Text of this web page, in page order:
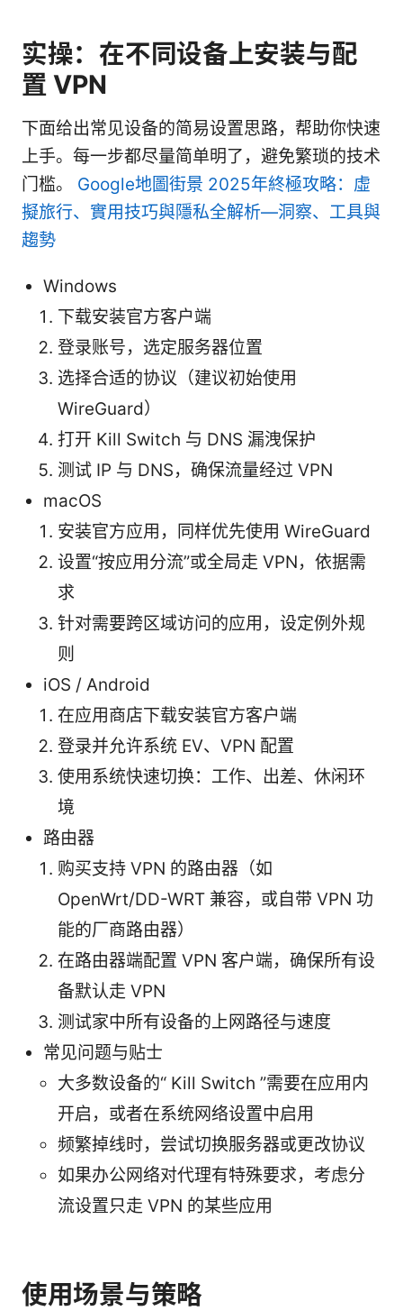
实操：在不同设备上安装与配
置 VPN
下面给出常见设备的简易设置思路，帮助你快速
上手。每一步都尽量简单明了，避免繁琐的技术
门槛。 Google地圖街景 2025年終極攻略：虛
擬旅行、實用技巧與隱私全解析—洞察、工具與
趨勢
Windows
下载安装官方客户端
登录账号，选定服务器位置
选择合适的协议（建议初始使用
WireGuard）
打开 Kill Switch 与 DNS 漏洩保护
测试 IP 与 DNS，确保流量经过 VPN
macOS
安装官方应用，同样优先使用 WireGuard
设置“按应用分流”或全局走 VPN，依据需
求
针对需要跨区域访问的应用，设定例外规
则
iOS / Android
在应用商店下载安装官方客户端
登录并允许系统 EV、VPN 配置
使用系统快速切换：工作、出差、休闲环
境
路由器
购买支持 VPN 的路由器（如
OpenWrt/DD-WRT 兼容，或自带 VPN 功
能的厂商路由器）
在路由器端配置 VPN 客户端，确保所有设
备默认走 VPN
测试家中所有设备的上网路径与速度
常见问题与贴士
大多数设备的“ Kill Switch ”需要在应用内
开启，或者在系统网络设置中启用
频繁掉线时，尝试切换服务器或更改协议
如果办公网络对代理有特殊要求，考虑分
流设置只走 VPN 的某些应用
使用场景与策略